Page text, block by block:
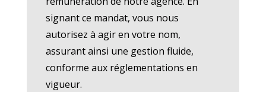
signant ce mandat, vous nous
autorisez à agir en votre nom,
assurant ainsi une gestion fluide,
conforme aux réglementations en
vigueur.